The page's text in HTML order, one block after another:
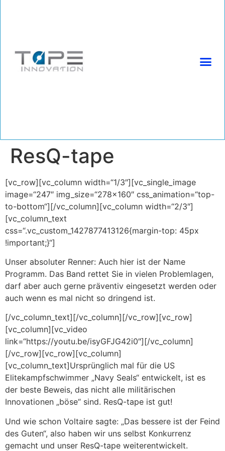
ResQ-tape
[vc_row][vc_column width=“1/3″][vc_single_image
image=“247″ img_size=“278×160″ css_animation=“top-
to-bottom“][/vc_column][vc_column width=“2/3″]
[vc_column_text
css=“.vc_custom_1427877413126{margin-top: 45px
!important;}“]
Unser absoluter Renner: Auch hier ist der Name
Programm. Das Band rettet Sie in vielen Problemlagen,
darf aber auch gerne präventiv eingesetzt werden oder
auch wenn es mal nicht so dringend ist.
[/vc_column_text][/vc_column][/vc_row][vc_row]
[vc_column][vc_video
link=“https://youtu.be/isyGFJG42i0″][/vc_column]
[/vc_row][vc_row][vc_column]
[vc_column_text]Ursprünglich mal für die US
Elitekampfschwimmer „Navy Seals“ entwickelt, ist es
der beste Beweis, das nicht alle militärischen
Innovationen „böse“ sind. ResQ-tape ist gut!
Und wie schon Voltaire sagte: „Das bessere ist der Feind
des Guten“, also haben wir uns selbst Konkurrenz
gemacht und unser ResQ-tape weiterentwickelt.